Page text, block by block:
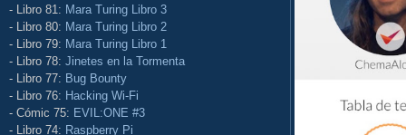
- Libro 81: Mara Turing Libro 3
- Libro 80: Mara Turing Libro 2
- Libro 79: Mara Turing Libro 1
- Libro 78: Jinetes en la Tormenta
- Libro 77: Bug Bounty
- Libro 76: Hacking Wi-Fi
- Cómic 75: EVIL:ONE #3
- Libro 74: Raspberry Pi